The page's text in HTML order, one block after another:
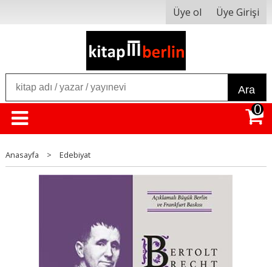
Üye ol Üye Girişi
Ara
0
Anasayfa > Edebiyat